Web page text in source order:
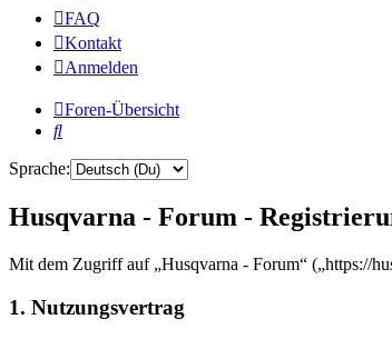
FAQ
Kontakt
Anmelden
Foren-Übersicht
Suche
Sprache:
Husqvarna - Forum -
Mit dem Zugriff auf „Husqvarna - Forum“ („https://
1. Nutzungsvertrag